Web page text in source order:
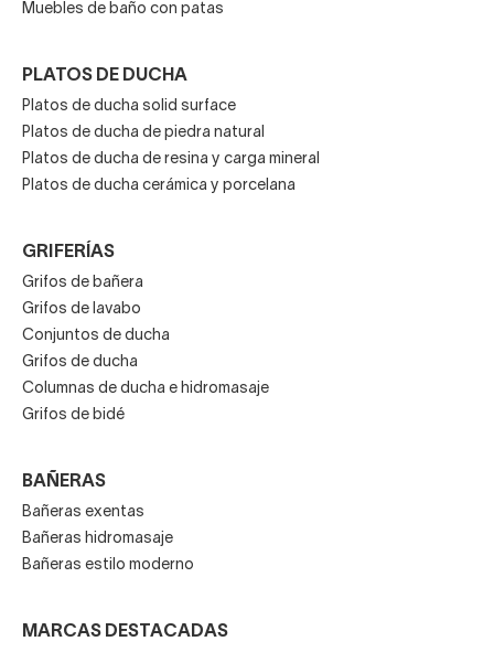
Muebles de baño con patas
PLATOS DE DUCHA
Platos de ducha solid surface
Platos de ducha de piedra natural
Platos de ducha de resina y carga mineral
Platos de ducha cerámica y porcelana
GRIFERÍAS
Grifos de bañera
Grifos de lavabo
Conjuntos de ducha
Grifos de ducha
Columnas de ducha e hidromasaje
Grifos de bidé
BAÑERAS
Bañeras exentas
Bañeras hidromasaje
Bañeras estilo moderno
MARCAS DESTACADAS